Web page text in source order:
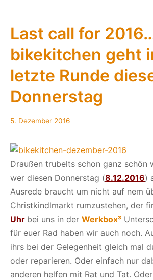
bei
der
die
Last call for
bikekitchen geht
letzte Runde
Donnerstag
5. Dezember 2016
Draußen trubelts schon ganz schön
wer diesen Donnerstag (8.12.2016)
Ausrede braucht um nicht auf nem
Christkindlmarkt rumzustehen, der
Uhr bei uns in der Werkbox³
für euer Rad haben wir auch noch.
ihrs bei der Gelegenheit gleich mal
oder reparieren. Oder einfach nur
anderen helfen mit Rat und Tat.